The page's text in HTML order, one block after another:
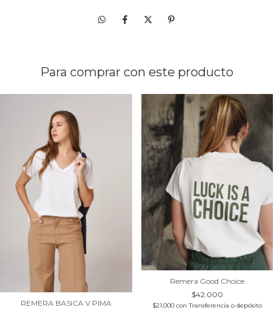
Para comprar con este producto
REMERA BASICA V PIMA
Remera Good Choice
$42.000
$21.000 con Transferencia o depósito